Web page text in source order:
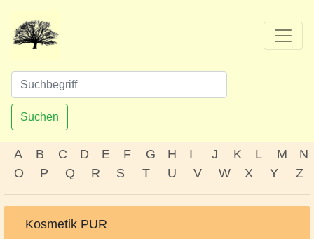
Suchen
A B C D E F G H I J K L M
N
O
P Q R S T U V W X Y Z
Kosmetik PUR